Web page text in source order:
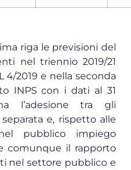
riga le previsioni del
nel triennio 2019/21
4/2019 e nella seconda
INPS con i dati al 31
l’adesione tra gli
e, rispetto alle
pubblico impiego
comunque il rapporto
nel settore pubblico e